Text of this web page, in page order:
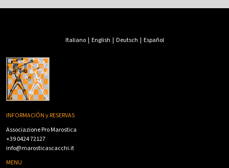
Italiano| English | Deutsch | Español
INFORMACIÓN y RESERVAS
Associazione Pro Marostica
+39 0424 72127
info@marosticascacchi.it
MENU